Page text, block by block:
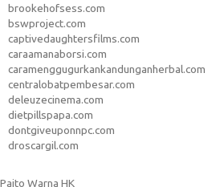
brookehofsess.com
bswproject.com
captivedaughtersfilms.com
caraamanaborsi.com
caramenggugurkankandunganherbal.com
centralobatpembesar.com
deleuzecinema.com
dietpillspapa.com
dontgiveuponnpc.com
droscargil.com
Paito Warna HK